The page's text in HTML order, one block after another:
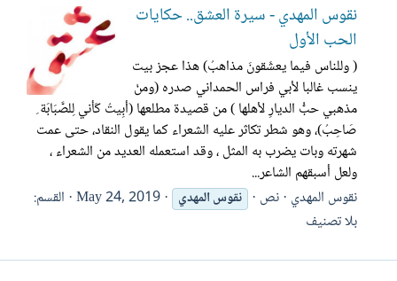
نقوس المهدي - سيرة العشق.. حكايات
الحب الأول
( وللناس فيما يعشَقونَ مذاهبُ) هذا عجز بيت
ينسب غالبا لأبي فراس الحمداني صدره (ومنْ
مذهبي حبُّ الديارِ لأهلها ) من قصيدة مطلعها (أبِيتُ كَأني لِلصَّبَابَة ِ
صَاحِبُ)، وهو شطر تكاثر عليه الشعراء كما يقول النقاد، حتى عمت
شهرته وبات يضرب به المثل ، وقد استعمله العديد من الشعراء ،
ولعل أسبقهم الشاعر...
نقوس المهدي نص نقوسالمهدي May 24, 2019 القسم:
بلا تصنيف